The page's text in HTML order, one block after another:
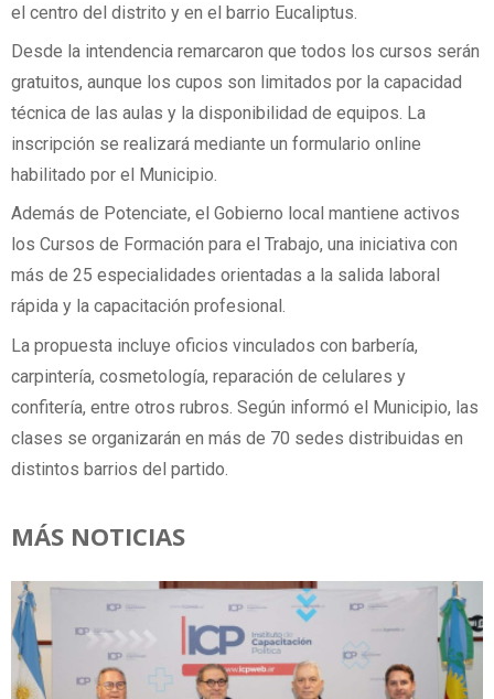
el centro del distrito y en el barrio Eucaliptus.
Desde la intendencia remarcaron que todos los cursos serán
gratuitos, aunque los cupos son limitados por la capacidad
técnica de las aulas y la disponibilidad de equipos. La
inscripción se realizará mediante un formulario online
habilitado por el Municipio.
Además de Potenciate, el Gobierno local mantiene activos
los Cursos de Formación para el Trabajo, una iniciativa con
más de 25 especialidades orientadas a la salida laboral
rápida y la capacitación profesional.
La propuesta incluye oficios vinculados con barbería,
carpintería, cosmetología, reparación de celulares y
confitería, entre otros rubros. Según informó el Municipio, las
clases se organizarán en más de 70 sedes distribuidas en
distintos barrios del partido.
MÁS NOTICIAS